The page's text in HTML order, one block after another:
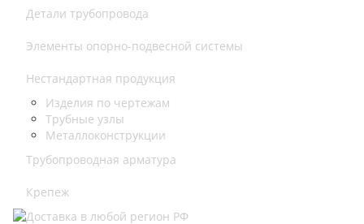
Детали трубопровода
Элементы опорно-подвесной системы
Нестандартная продукция
Изделия по чертежам
Трубные узлы
Металлоконструкции
Трубопроводная арматура
Крепеж